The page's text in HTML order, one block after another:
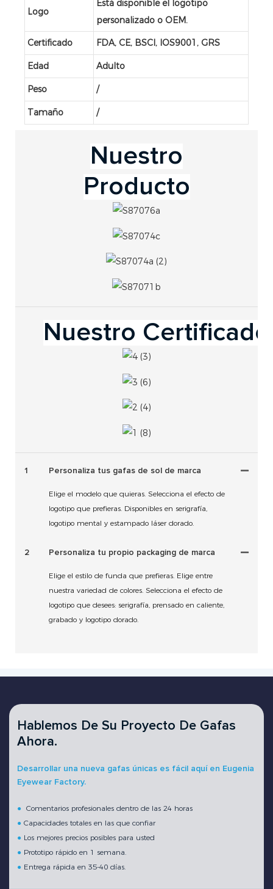
Logo
Está disponible el logotipo
personalizado o OEM.
Certificado FDA, CE, BSCI, IOS9001, GRS
Edad Adulto
Peso /
Tamaño /
Nuestro
Producto
Nuestro Certificado
1 Personaliza tus gafas de sol de marca
Elige el modelo que quieras. Selecciona el efecto de
logotipo que prefieras. Disponibles en serigrafía,
logotipo mental y estampado láser dorado.
2 Personaliza tu propio packaging de marca
Elige el estilo de funda que prefieras. Elige entre
nuestra variedad de colores. Selecciona el efecto de
logotipo que desees: serigrafía, prensado en caliente,
grabado y logotipo dorado.
Hablemos De Su Proyecto De Gafas
Ahora.
Desarrollar una nueva gafas únicas es fácil aquí en Eugenia
Eyewear Factory.
● Comentarios profesionales dentro de las 24 horas
●Capacidades totales en las que confiar
● Los mejores precios posibles para usted
● Prototipo rápido en 1 semana.
● Entrega rápida en 35-40 días.